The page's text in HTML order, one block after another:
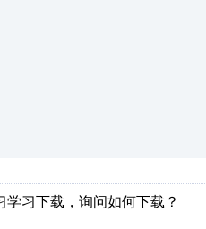
学习下载，询问如何下载？